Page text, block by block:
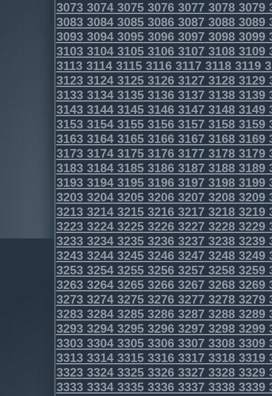
3073307430753076307730783079
3083308430853086308730883089
3093309430953096309730983099
3103310431053106310731083109
3113311431153116311731183119
3123312431253126312731283129
3133313431353136313731383139
3143314431453146314731483149
3153315431553156315731583159
3163316431653166316731683169
3173317431753176317731783179
3183318431853186318731883189
3193319431953196319731983199
3203320432053206320732083209
3213321432153216321732183219
3223322432253226322732283229
3233323432353236323732383239
3243324432453246324732483249
3253325432553256325732583259
3263326432653266326732683269
3273327432753276327732783279
3283328432853286328732883289
3293329432953296329732983299
3303330433053306330733083309
3313331433153316331733183319
3323332433253326332733283329
3333333433353336333733383339